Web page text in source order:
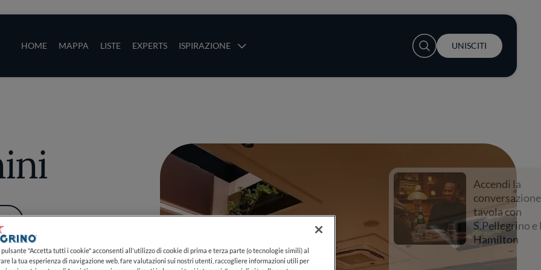
HOME MAPPA LISTE EXPERTS ISPIRAZIONE
User account menu
UNISCITI
Accendi la
conversazione a
tavola con
S.Pellegrino e Lewis
Hamilton
"Accetta tutti i cookie" acconsenti all'utilizzo di cookie di prima e terza parte (o tecnologie simili) al
la tua esperienza di navigazione web, fare valutazioni sui nostri utenti, raccogliere informazioni utili per